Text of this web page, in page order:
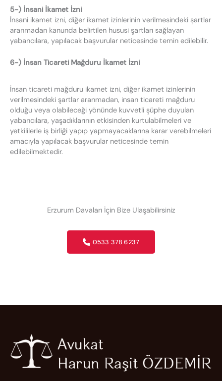
5-) İnsani İkamet İzni
İnsani ikamet izni, diğer ikamet izinlerinin verilmesindeki şartlar
aranmadan kanunda belirtilen hususi şartları sağlayan
yabancılara, yapılacak başvurular neticesinde temin edilebilir.
6-) İnsan Ticareti Mağduru İkamet İzni
İnsan ticareti mağduru ikamet izni, diğer ikamet izinlerinin
verilmesindeki şartlar aranmadan, insan ticareti mağduru
olduğu veya olabileceği yönünde kuvvetli şüphe duyulan
yabancılara, yaşadıklarının etkisinden kurtulabilmeleri ve
yetkililerle iş birliği yapıp yapmayacaklarına karar verebilmeleri
amacıyla yapılacak başvurular neticesinde temin
edilebilmektedir.
Erzurum Davaları İçin Bize Ulaşabilirsiniz
0533 378 6237